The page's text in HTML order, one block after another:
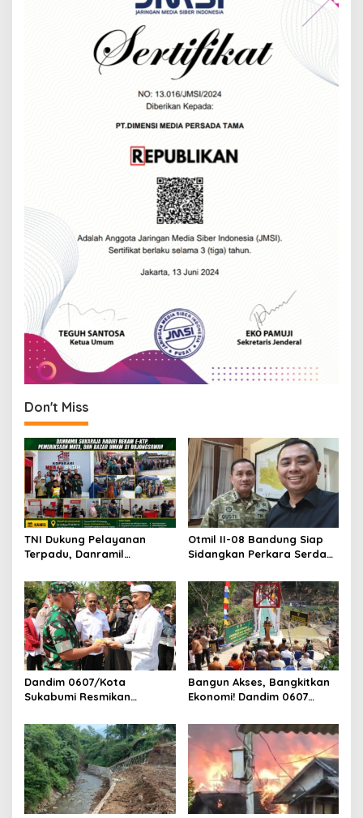
Don't Miss
TNI Dukung Pelayanan
Terpadu, Danramil
KTP, Pemeriksaan Mata,
dan Bazar UMKM
Otmil II-08 Bandung Siap
Sidangkan Perkara Serda
Korem Sunan Gunung Jati
Cirebon
Dandim 0607/Kota
Sukabumi Resmikan
Sukaresmi
Bangun Akses, Bangkitkan
Ekonomi! Dandim 0607
Garuda Cipanas Tahap V